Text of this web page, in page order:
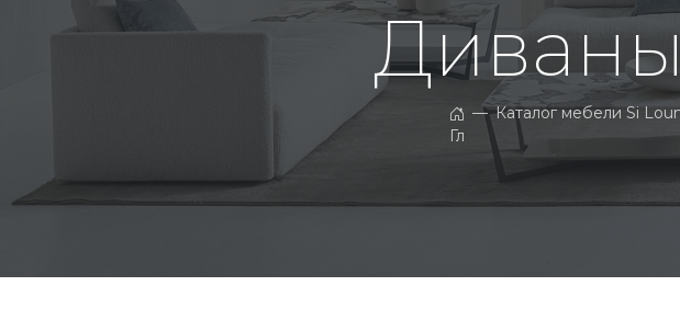
Главная
— Каталог мебели Si